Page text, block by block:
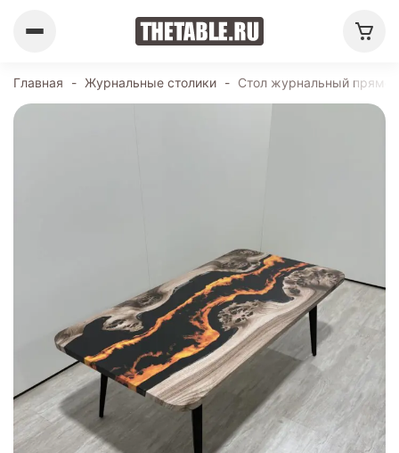
Главная - Журнальные столики - Стол журнальный